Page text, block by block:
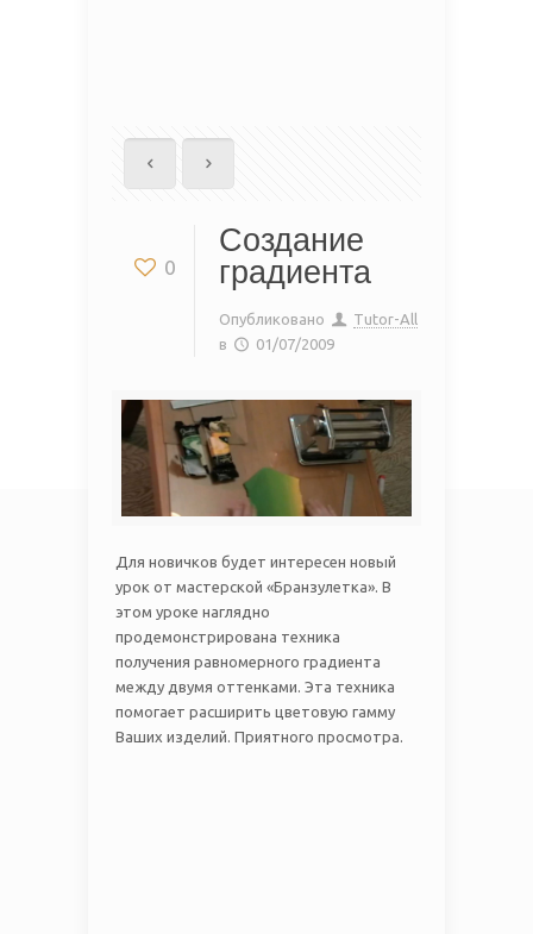
0
Создание
градиента
Опубликовано
Tutor-All
в
01/07/2009
Для новичков будет интересен новый
урок от мастерской «Бранзулетка». В
этом уроке наглядно
продемонстрирована техника
получения равномерного градиента
между двумя оттенками. Эта техника
помогает расширить цветовую гамму
Ваших изделий. Приятного просмотра.